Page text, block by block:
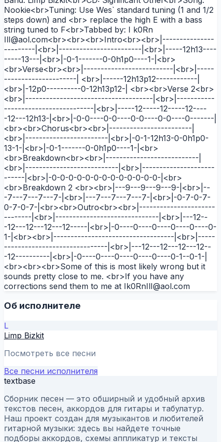
Nookie<br>Tuning: Use Wes` standard tuning (1 and 1/2
steps down) and <br> replace the high E with a bass
string tuned to F<br>Tabbed by: I k0Rn
IlI@aol.com<br><br><br>Intro<br><br>|---------------
---------|<br>|------------------------|<br>|-----12h13----
-----13---|<br>|-0-1-------0-0h1p0----1-|<br>
<br>Verse<br><br>|--------------------------|<br>|-----
---------------------| <br>|------12h13p12------------|
<br>|-12p0----------0-12h13p12-| <br><br>Verse 2<br>
<br>|-------------------------------------|<br>|-----------
--------------------------|<br>|-----12-----12-----12----
-12---12h13-|<br>|-0-0----0-0----0-0----0-0----0-------|
<br><br>Chorus<br><br>|------------------------|
<br>|------------------------|<br>|-0-1-12h13-0-0h1p0-
13-1-|<br>|-0-1-------0-0h1p0----1-|<br>
<br>Breakdown<br><br>|---------------------------|
<br>|---------------------------|<br>|---------------------
------|<br>|-0-0-0-0-0-0-0-0-0-0-0-0-0-|<br>
<br>Breakdown 2 <br><br>|---9---9---9---9-|<br>|--
-7---7---7---7-|<br>|---7---7---7---7-|<br>|-0-7-0-7-
0-7-0-7-|<br><br>Outro<br><br>|----------------------
--------|<br>|------------------------------|<br>|---12--
-12---12---12---12-----|<br>|-0----0----0----0----0----0-
1-|<br><br>|-----------------------------------|<br>|-----
------------------------------|<br>|---12---12---12---12--
-12----------|<br>|-0----0----0----0----0----0-1--0-1-|
<br><br><br>Some of this is most likely wrong but it
sounds pretty close to me. <br>If you have any
corrections send them to me at Ik0RnIlI@aol.com
Об исполнителе
L
Limp Bizkit
Посмотреть все песни
Все песни исполнителя
textbase
Сборник песен — это обширный и удобный архив
текстов песен, аккордов для гитары и табулатур.
Наш проект создан для музыкантов и любителей
гитарной музыки: здесь вы найдете точные
подборы аккордов, схемы аппликатур и тексты